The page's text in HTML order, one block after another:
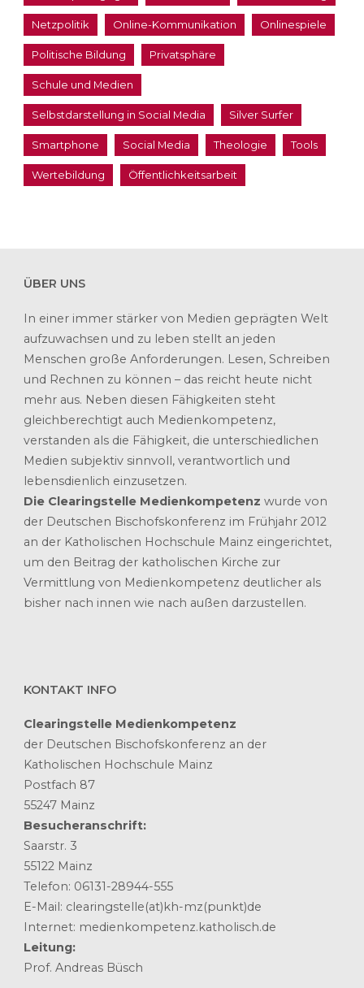
Netzpolitik Online-Kommunikation Onlinespiele
Politische Bildung Privatsphäre
Schule und Medien
Selbstdarstellung in Social Media Silver Surfer
Smartphone Social Media Theologie Tools
Wertebildung Öffentlichkeitsarbeit
ÜBER UNS
In einer immer stärker von Medien geprägten Welt
aufzuwachsen und zu leben stellt an jeden
Menschen große Anforderungen. Lesen, Schreiben
und Rechnen zu können – das reicht heute nicht
mehr aus. Neben diesen Fähigkeiten steht
gleichberechtigt auch Medienkompetenz,
verstanden als die Fähigkeit, die unterschiedlichen
Medien subjektiv sinnvoll, verantwortlich und
lebensdienlich einzusetzen.
Die Clearingstelle Medienkompetenz wurde von
der Deutschen Bischofskonferenz im Frühjahr 2012
an der Katholischen Hochschule Mainz eingerichtet,
um den Beitrag der katholischen Kirche zur
Vermittlung von Medienkompetenz deutlicher als
bisher nach innen wie nach außen darzustellen.
KONTAKT INFO
Clearingstelle Medienkompetenz
der Deutschen Bischofskonferenz an der
Katholischen Hochschule Mainz
Postfach 87
55247 Mainz
Besucheranschrift:
Saarstr. 3
55122 Mainz
Telefon: 06131-28944-555
E-Mail: clearingstelle(at)kh-mz(punkt)de
Internet: medienkompetenz.katholisch.de
Leitung:
Prof. Andreas Büsch